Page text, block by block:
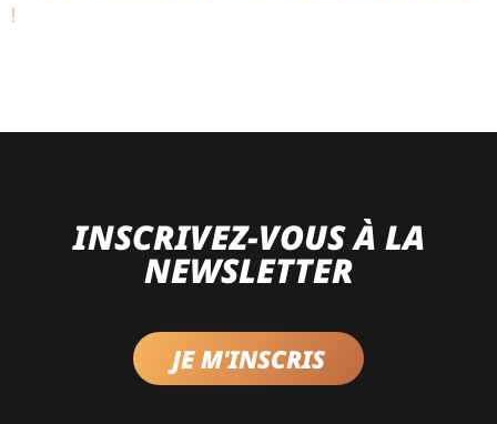
!
INSCRIVEZ-VOUS À LA
NEWSLETTER
JE M'INSCRIS